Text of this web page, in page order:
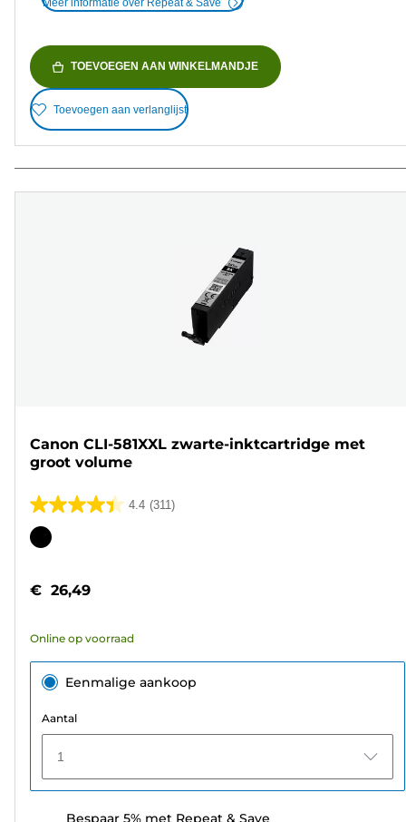
Meer informatie over Repeat & Save
TOEVOEGEN AAN WINKELMANDJE
Toevoegen aan verlanglijst
Canon CLI-581XXL zwarte-inktcartridge met
groot volume
4.4 (311)
4.4
van
sterren.
beoordelingen
Kleurencartridge
€ 26,49
Online op voorraad
Eenmalige aankoop
Aantal
1
Bespaar 5% met Repeat & Save